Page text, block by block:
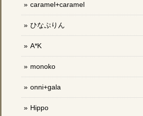
caramel+caramel
ひなぷりん
A*K
monoko
onni+gala
Hippo